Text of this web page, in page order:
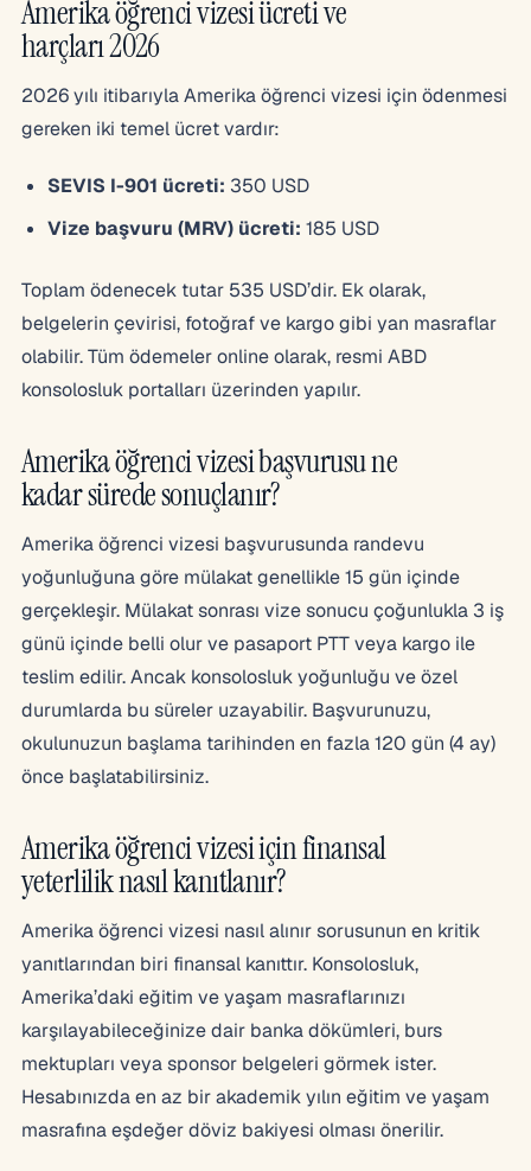
Amerika öğrenci vizesi ücreti ve
harçları 2026
2026 yılı itibarıyla Amerika öğrenci vizesi için ödenmesi
gereken iki temel ücret vardır:
SEVIS I-901 ücreti: 350 USD
Vize başvuru (MRV) ücreti: 185 USD
Toplam ödenecek tutar 535 USD’dir. Ek olarak,
belgelerin çevirisi, fotoğraf ve kargo gibi yan masraflar
olabilir. Tüm ödemeler online olarak, resmi ABD
konsolosluk portalları üzerinden yapılır.
Amerika öğrenci vizesi başvurusu ne
kadar sürede sonuçlanır?
Amerika öğrenci vizesi başvurusunda randevu
yoğunluğuna göre mülakat genellikle 15 gün içinde
gerçekleşir. Mülakat sonrası vize sonucu çoğunlukla 3 iş
günü içinde belli olur ve pasaport PTT veya kargo ile
teslim edilir. Ancak konsolosluk yoğunluğu ve özel
durumlarda bu süreler uzayabilir. Başvurunuzu,
okulunuzun başlama tarihinden en fazla 120 gün (4 ay)
önce başlatabilirsiniz.
Amerika öğrenci vizesi için finansal
yeterlilik nasıl kanıtlanır?
Amerika öğrenci vizesi nasıl alınır sorusunun en kritik
yanıtlarından biri finansal kanıttır. Konsolosluk,
Amerika’daki eğitim ve yaşam masraflarınızı
karşılayabileceğinize dair banka dökümleri, burs
mektupları veya sponsor belgeleri görmek ister.
Hesabınızda en az bir akademik yılın eğitim ve yaşam
masrafına eşdeğer döviz bakiyesi olması önerilir.